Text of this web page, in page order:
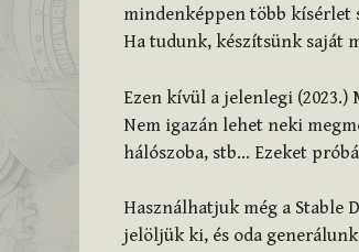
mindenképpen több kísérlet
Ha tudunk, készítsünk saját
Ezen kívül a jelenlegi
Nem igazán lehet neki
hálószoba, stb… Ezeket
Használhatjuk még a Stable
jelöljük ki, és oda